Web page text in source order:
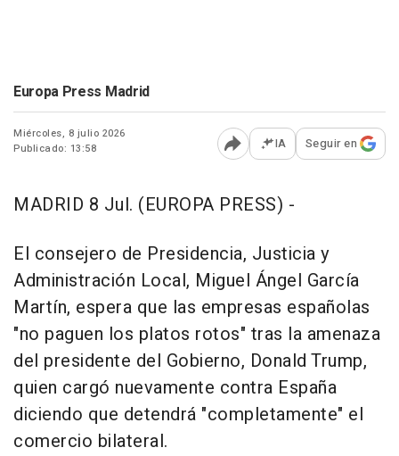
Europa Press Madrid
Miércoles, 8 julio 2026
Publicado: 13:58
Abrir opciones para
IA Seguir en
MADRID 8 Jul. (EUROPA PRESS) -
El consejero de Presidencia, Justicia y
Administración Local, Miguel Ángel García
Martín, espera que las empresas españolas
"no paguen los platos rotos" tras la amenaza
del presidente del Gobierno, Donald Trump,
quien cargó nuevamente contra España
diciendo que detendrá "completamente" el
comercio bilateral.